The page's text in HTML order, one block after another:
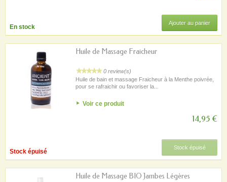
En stock
Ajouter au panier
Huile de Massage Fraicheur
0 review(s)
Huile de bain et massage Fraicheur à la Menthe poivrée,
pour se rafraichir ou favoriser la...
Voir ce produit
14,95 €
Stock épuisé
Stock épuisé
Huile de Massage BIO Jambes Légères